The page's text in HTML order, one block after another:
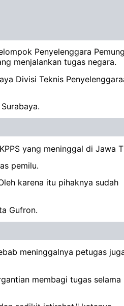
Penyelenggara
menjalankan tugas negara.
Divisi Teknis
yang meninggal di Jawa
pemilu.
karena itu pihaknya sudah
Gufron.
meninggalnya petugas
membagi tugas selama